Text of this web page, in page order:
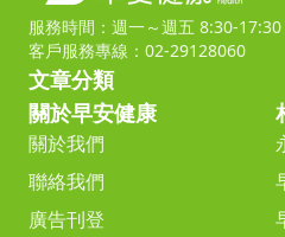
服務時間：週一～週五 8:30-17:30
客戶服務專線：02-29128060
文章分類
關於早安健康
關於我們
聯絡我們
廣告刊登